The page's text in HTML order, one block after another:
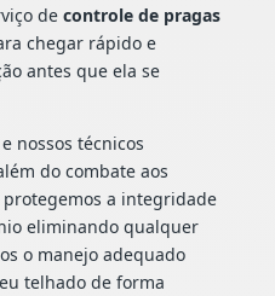
de controle de pragas
chegar rápido e
antes que ela se
nossos técnicos
do combate aos
a integridade
eliminando qualquer
o manejo adequado
telhado de forma